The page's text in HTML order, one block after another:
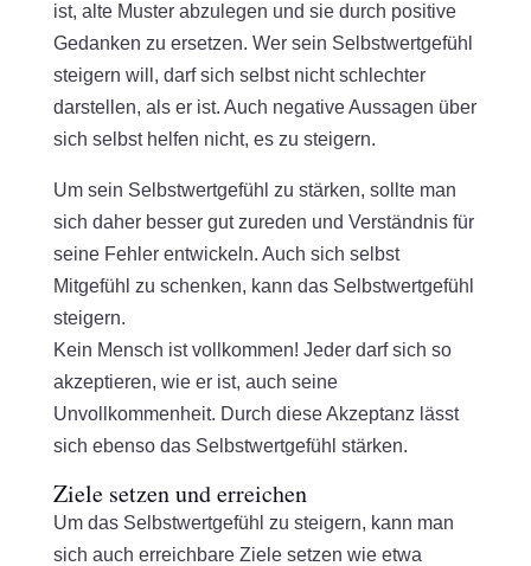
ist, alte Muster abzulegen und sie durch positive
Gedanken zu ersetzen. Wer sein Selbstwertgefühl
steigern will, darf sich selbst nicht schlechter
darstellen, als er ist. Auch negative Aussagen über
sich selbst helfen nicht, es zu steigern.
Um sein Selbstwertgefühl zu stärken, sollte man
sich daher besser gut zureden und Verständnis für
seine Fehler entwickeln. Auch sich selbst
Mitgefühl zu schenken, kann das Selbstwertgefühl
steigern.
Kein Mensch ist vollkommen! Jeder darf sich so
akzeptieren, wie er ist, auch seine
Unvollkommenheit. Durch diese Akzeptanz lässt
sich ebenso das Selbstwertgefühl stärken.
Ziele setzen und erreichen
Um das Selbstwertgefühl zu steigern, kann man
sich auch erreichbare Ziele setzen wie etwa